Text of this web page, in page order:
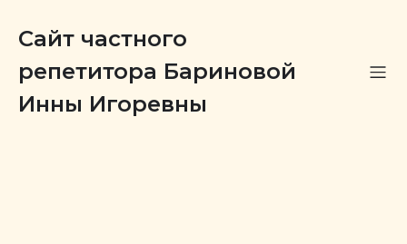
Сайт частного
репетитора Бариновой
Инны Игоревны